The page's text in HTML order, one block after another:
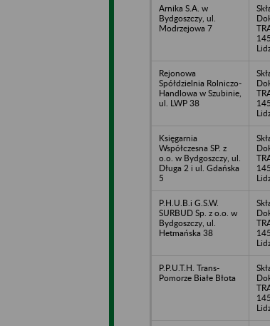
Arnika S.A. w
Bydgoszczy, ul.
Modrzejowa 7
Rejonowa
Spółdzielnia Rolniczo-
Handlowa w Szubinie,
ul. LWP 38
Księgarnia
Współczesna SP. z
o.o. w Bydgoszczy, ul.
Długa 2 i ul. Gdańska
5
P.H.U.B.i G.S.W.
SURBUD Sp. z o.o. w
Bydgoszczy, ul.
Hetmańska 38
P.P.U.T.H. Trans-
Pomorze Białe Błota